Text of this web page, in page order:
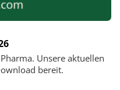
Unsere aktuellen
bereit.